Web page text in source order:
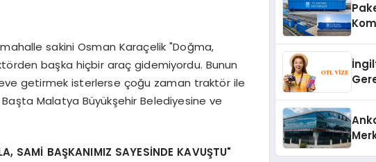
sakini Osman Karaçelik "Doğma,
başka hiçbir araç gidemiyordu. Bunun
eve getirmek isterlerse çoğu zaman traktör ile
Malatya Büyükşehir Belediyesine ve
SAMİ BAŞKANIMIZ SAYESİNDE KAVUŞTU"